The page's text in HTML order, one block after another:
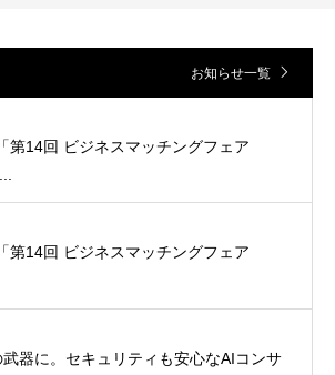
お知らせ一覧
第14回 ビジネスマッチングフェア
第14回 ビジネスマッチングフェア
器に。セキュリティも安心なAIコンサ